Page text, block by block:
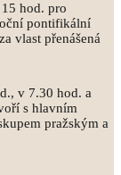
hod. pro
pontifikální
vlast přenášená
v 7.30 hod. a
s hlavním
pražským a